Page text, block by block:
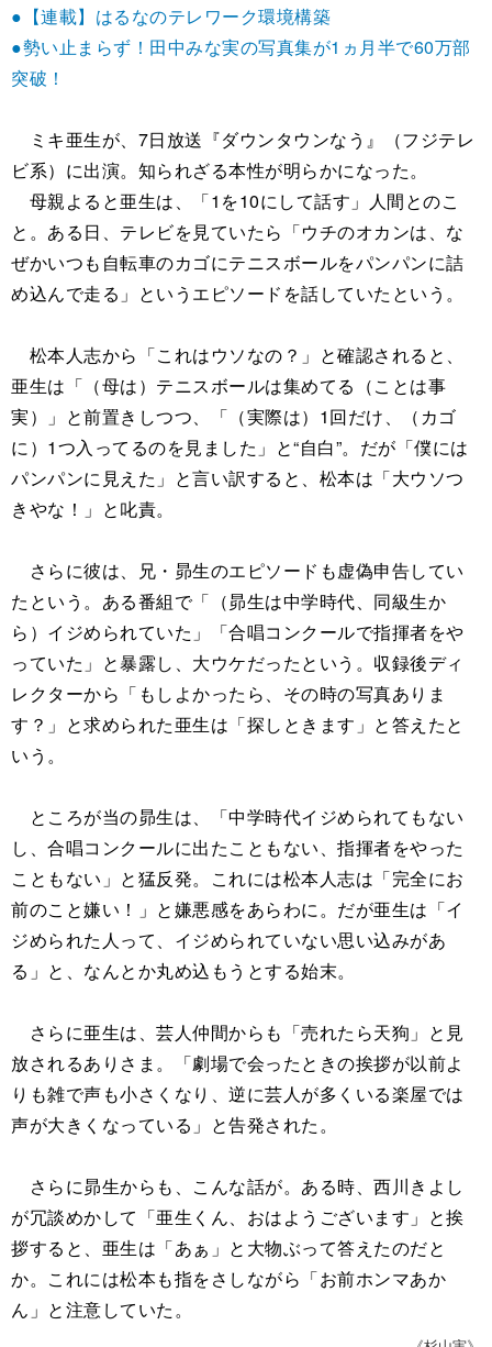
●【連載】はるなのテレワーク環境構築
●勢い止まらず！田中みな実の写真集が1ヵ月半で60万部
突破！
ミキ亜生が、7日放送『ダウンタウンなう』（フジテレ
ビ系）に出演。知られざる本性が明らかになった。
母親よると亜生は、「1を10にして話す」人間とのこ
と。ある日、テレビを見ていたら「ウチのオカンは、な
ぜかいつも自転車のカゴにテニスボールをパンパンに詰
め込んで走る」というエピソードを話していたという。
松本人志から「これはウソなの？」と確認されると、
亜生は「（母は）テニスボールは集めてる（ことは事
実）」と前置きしつつ、「（実際は）1回だけ、（カゴ
に）1つ入ってるのを見ました」と“自白”。だが「僕には
パンパンに見えた」と言い訳すると、松本は「大ウソつ
きやな！」と叱責。
さらに彼は、兄・昴生のエピソードも虚偽申告してい
たという。ある番組で「（昴生は中学時代、同級生か
ら）イジめられていた」「合唱コンクールで指揮者をや
っていた」と暴露し、大ウケだったという。収録後ディ
レクターから「もしよかったら、その時の写真ありま
す？」と求められた亜生は「探しときます」と答えたと
いう。
ところが当の昴生は、「中学時代イジめられてもない
し、合唱コンクールに出たこともない、指揮者をやった
こともない」と猛反発。これには松本人志は「完全にお
前のこと嫌い！」と嫌悪感をあらわに。だが亜生は「イ
ジめられた人って、イジめられていない思い込みがあ
る」と、なんとか丸め込もうとする始末。
さらに亜生は、芸人仲間からも「売れたら天狗」と見
放されるありさま。「劇場で会ったときの挨拶が以前よ
りも雑で声も小さくなり、逆に芸人が多くいる楽屋では
声が大きくなっている」と告発された。
さらに昴生からも、こんな話が。ある時、西川きよし
が冗談めかして「亜生くん、おはようございます」と挨
拶すると、亜生は「あぁ」と大物ぶって答えたのだと
か。これには松本も指をさしながら「お前ホンマあか
ん」と注意していた。